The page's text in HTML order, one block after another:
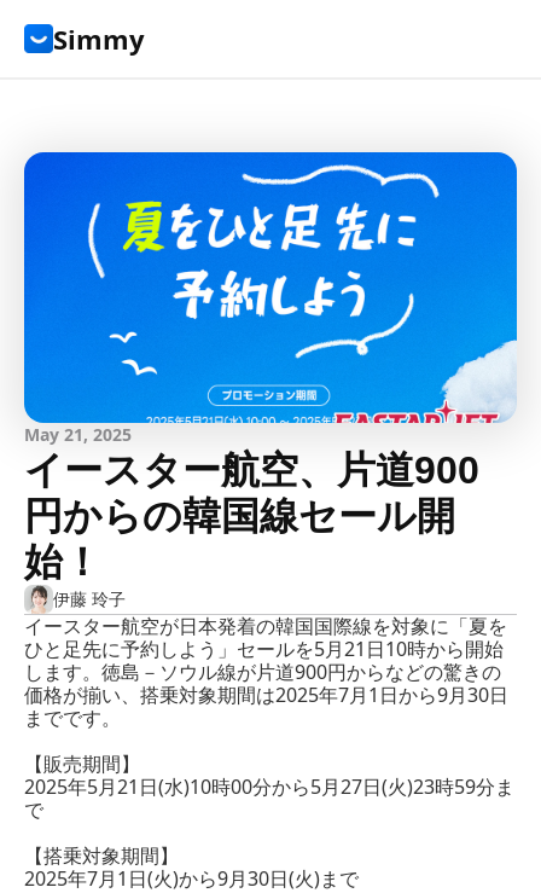
Simmy
May 21, 2025
イースター航空、片道900
円からの韓国線セール開
始！
伊藤 玲子
イースター航空が日本発着の韓国国際線を対象に「夏を
ひと足先に予約しよう」セールを5月21日10時から開始
します。徳島－ソウル線が片道900円からなどの驚きの
価格が揃い、搭乗対象期間は2025年7月1日から9月30日
までです。
【販売期間】
2025年5月21日(水)10時00分から5月27日(火)23時59分ま
で
【搭乗対象期間】
2025年7月1日(火)から9月30日(火)まで